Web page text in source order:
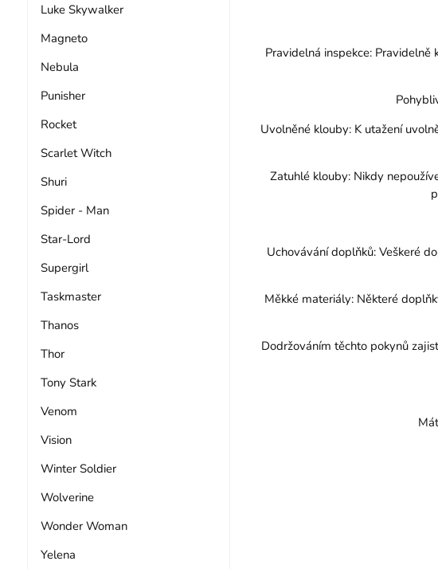
Luke Skywalker
Magneto
Nebula
Punisher
Rocket
Scarlet Witch
Shuri
Spider - Man
Star-Lord
Supergirl
Taskmaster
Thanos
Thor
Tony Stark
Venom
Vision
Winter Soldier
Wolverine
Wonder Woman
Yelena
Pravidelná inspekce:
Uvolněné klouby: K utažení
Zatuhlé klouby: Nikdy
Uchovávání doplňků: Veškeré
Měkké materiály: Některé
Dodržováním těchto pokynů